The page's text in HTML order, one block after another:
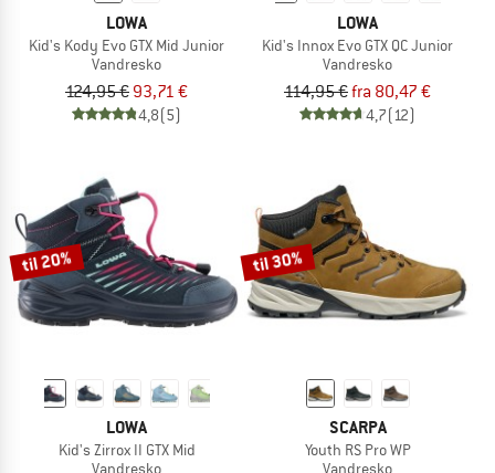
LOWA
Kid's Kody Evo GTX Mid Junior
Vandresko
124,95 € 93,71 €
4,8(5)
LOWA
Kid's Innox Evo GTX QC Junior
Vandresko
114,95 €fra 80,47 €
4,7(12)
til 20%
LOWA
Kid's Zirrox II GTX Mid
Vandresko
til 30%
SCARPA
Youth RS Pro WP
Vandresko